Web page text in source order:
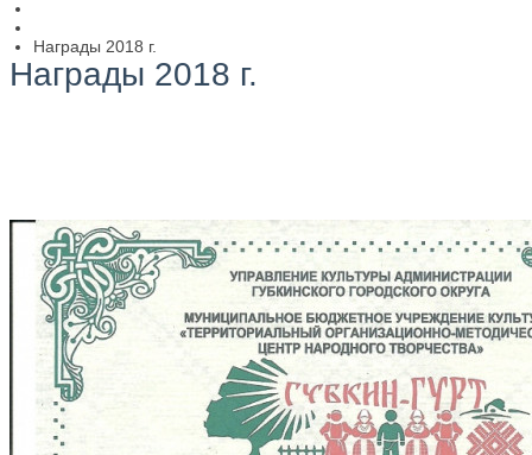
Награды 2018 г.
Награды 2018 г.